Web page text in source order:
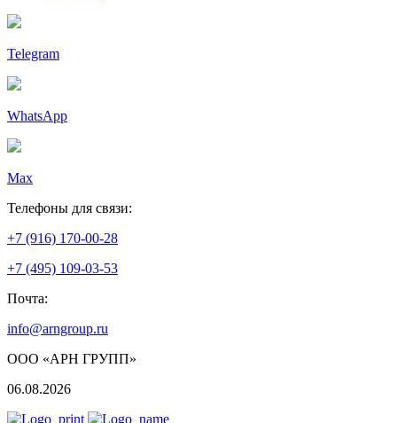
Telegram
WhatsApp
Max
Телефоны для связи:
+7 (916) 170-00-28
+7 (495) 109-03-53
Почта:
info@arngroup.ru
ООО «АРН ГРУПП»
06.08.2026